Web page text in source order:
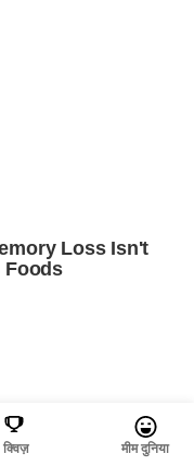
क्विज़ मीम दुनिया